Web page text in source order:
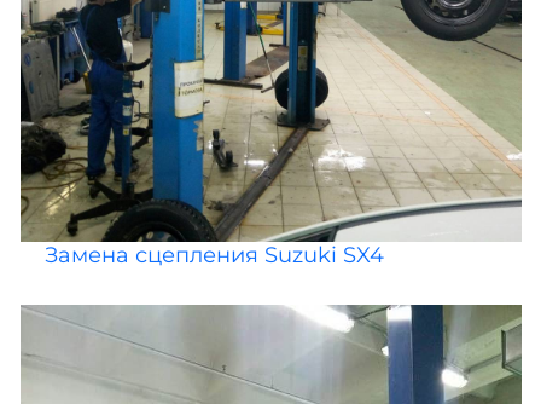
Замена сцепления Suzuki SX4